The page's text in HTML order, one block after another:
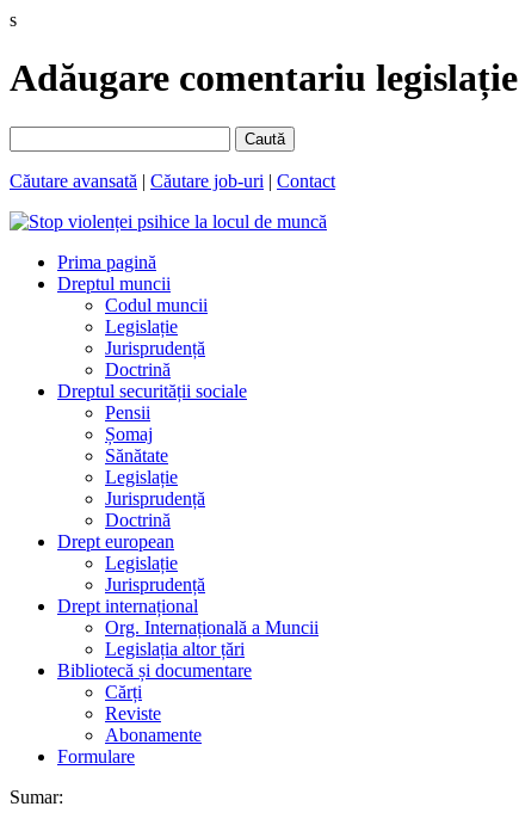
s
Adăugare comentariu legislație
Caută
Căutare avansată | Căutare job-uri | Contact
Prima pagină
Dreptul muncii
Codul muncii
Legislație
Jurisprudență
Doctrină
Dreptul securității sociale
Pensii
Șomaj
Sănătate
Legislație
Jurisprudență
Doctrină
Drept european
Legislație
Jurisprudență
Drept internațional
Org. Internațională a Muncii
Legislația altor țări
Bibliotecă și documentare
Cărți
Reviste
Abonamente
Formulare
Sumar: